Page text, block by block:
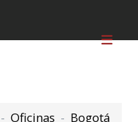
Oficinas
Bogotá